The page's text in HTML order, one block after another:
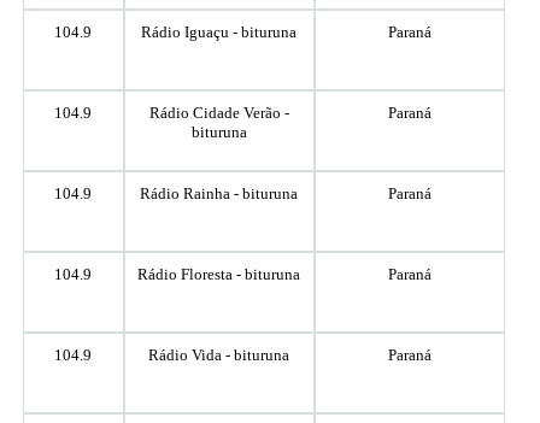
104.9 Rádio Iguaçu - bituruna Paraná
104.9
Rádio Cidade Verão -
bituruna
Paraná
104.9 Rádio Rainha - bituruna Paraná
104.9 Rádio Floresta - bituruna Paraná
104.9 Rádio Vida - bituruna Paraná